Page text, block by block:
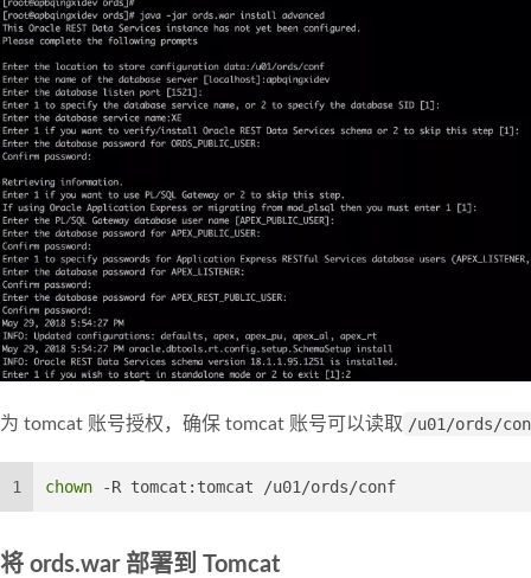
为 tomcat 账号授权，确保 tomcat 账号可以读取 /u01/ords/
1 chown -R tomcat:tomcat /u01/ords/conf
将 ords.war 部署到 Tomcat